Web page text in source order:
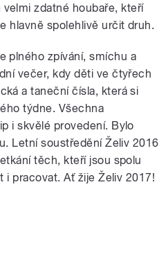
zdatné houbaře, kteří
hlavně spolehlivě určit druh.
plného zpívání, smíchu a
večer, kdy děti ve čtyřech
a taneční čísla, která si
týdne. Všechna
i skvělé provedení. Bylo
Letní soustředění Želiv 2016
těch, kteří jsou spolu
i pracovat. Ať žije Želiv 2017!